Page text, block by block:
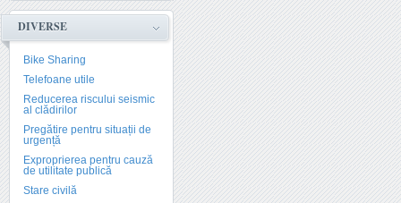
DIVERSE
Bike Sharing
Telefoane utile
Reducerea riscului seismic
al clădirilor
Pregătire pentru situații de
urgență
Exproprierea pentru cauză
de utilitate publică
Stare civilă